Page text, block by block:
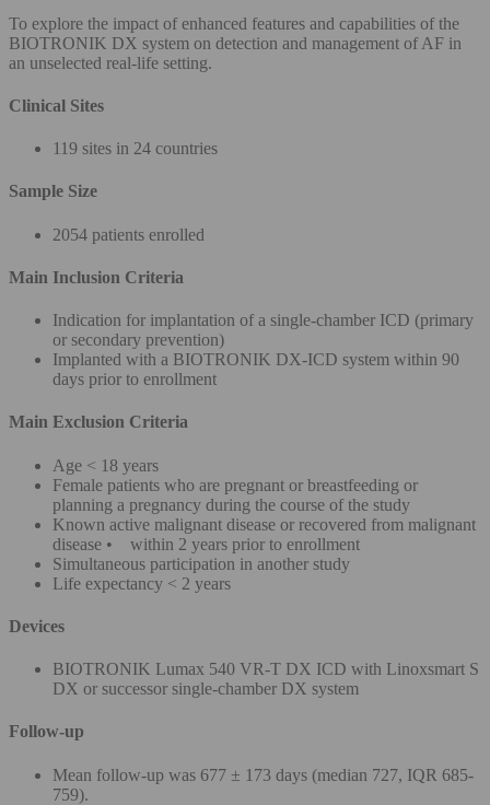
To explore the impact of enhanced features and capabilities of the
BIOTRONIK DX system on detection and management of AF in
an unselected real-life setting.
Clinical Sites
119 sites in 24 countries
Sample Size
2054 patients enrolled
Main Inclusion Criteria
Indication for implantation of a single-chamber ICD (primary
or secondary prevention)
Implanted with a BIOTRONIK DX-ICD system within 90
days prior to enrollment
Main Exclusion Criteria
Age < 18 years
Female patients who are pregnant or breastfeeding or
planning a pregnancy during the course of the study
Known active malignant disease or recovered from malignant
disease • within 2 years prior to enrollment
Simultaneous participation in another study
Life expectancy < 2 years
Devices
BIOTRONIK Lumax 540 VR-T DX ICD with Linoxsmart S
DX or successor single-chamber DX system
Follow-up
Mean follow-up was 677 ± 173 days (median 727, IQR 685-
759).